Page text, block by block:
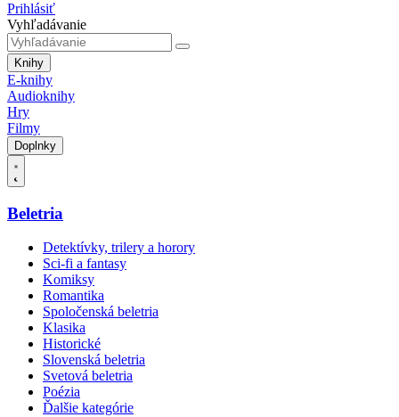
Prihlásiť
Vyhľadávanie
Knihy
E-knihy
Audioknihy
Hry
Filmy
Doplnky
Beletria
Detektívky, trilery a horory
Sci-fi a fantasy
Komiksy
Romantika
Spoločenská beletria
Klasika
Historické
Slovenská beletria
Svetová beletria
Poézia
Ďalšie kategórie